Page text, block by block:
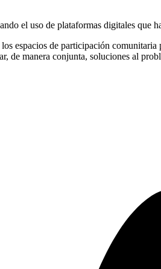
el uso de plataformas digitales que
espacios de participación
de manera conjunta, soluciones al